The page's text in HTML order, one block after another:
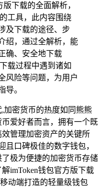
版下载的全面解析，
工具，此内容围绕
及下载的途径、步
绍，通过全解析，能
确、安全地下载
载过程中遇到诸如
风险等问题，为用户
导。
加密货币的热度如同熊熊
爱好者而言，拥有一个既
效管理加密资产的关键所
且口碑极佳的数字钱包，
极为便捷的加密货币存储
imToken钱包官方版下载
动端打造的轻量级钱包